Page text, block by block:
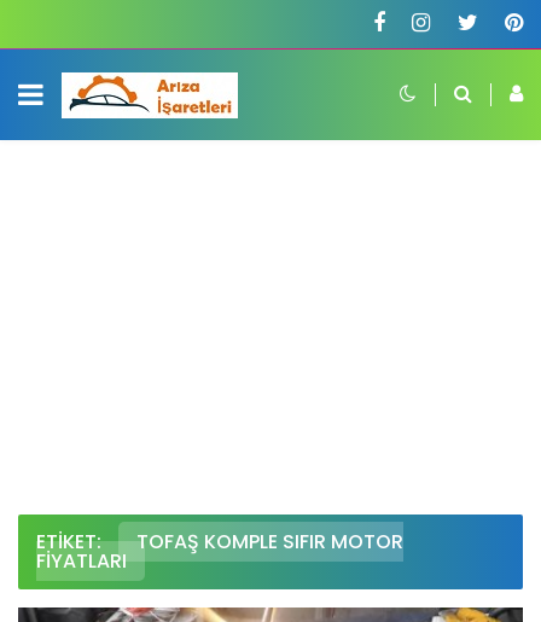
ETIKET: TOFAŞ KOMPLE SIFIR MOTOR
FIYATLARI